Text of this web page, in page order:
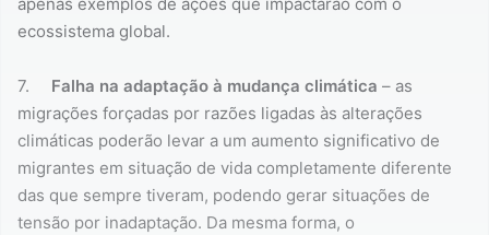
ecossistema global.
7. Falha na adaptação à mudança climática – as
migrações forçadas por razões ligadas às alterações
climáticas poderão levar a um aumento significativo de
migrantes em situação de vida completamente diferente
das que sempre tiveram, podendo gerar situações de
tensão por inadaptação. Da mesma forma, o